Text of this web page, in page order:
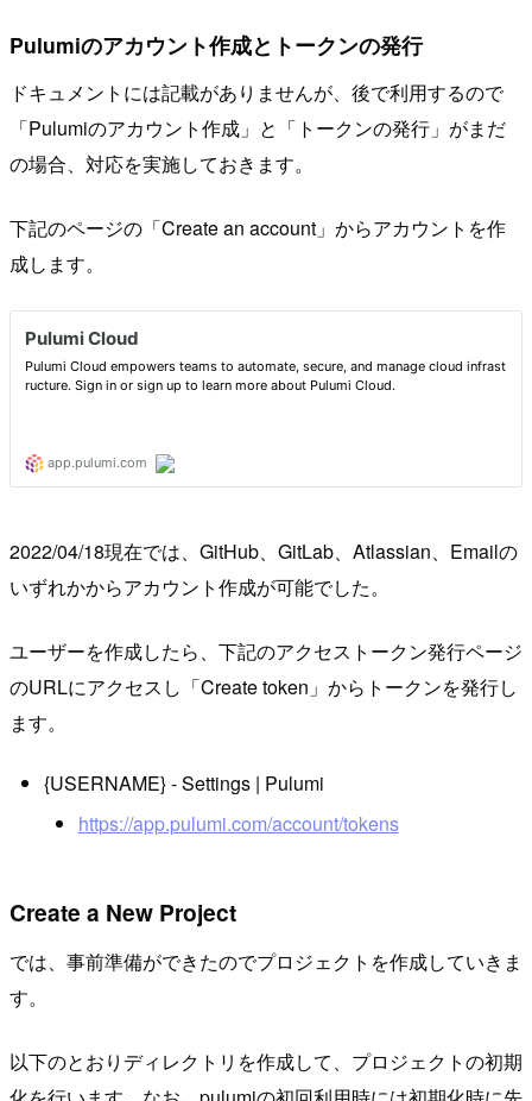
Pulumiのアカウント作成とトークンの発行
ドキュメントには記載がありませんが、後で利用するので
「Pulumiのアカウント作成」と「トークンの発行」がまだ
の場合、対応を実施しておきます。
下記のページの「Create an account」からアカウントを作
成します。
2022/04/18現在では、GitHub、GitLab、Atlassian、Emailの
いずれかからアカウント作成が可能でした。
ユーザーを作成したら、下記のアクセストークン発行ページ
のURLにアクセスし「Create token」からトークンを発行し
ます。
{USERNAME} - Settings | Pulumi
https://app.pulumi.com/account/tokens
Create a New Project
では、事前準備ができたのでプロジェクトを作成していきま
す。
以下のとおりディレクトリを作成して、プロジェクトの初期